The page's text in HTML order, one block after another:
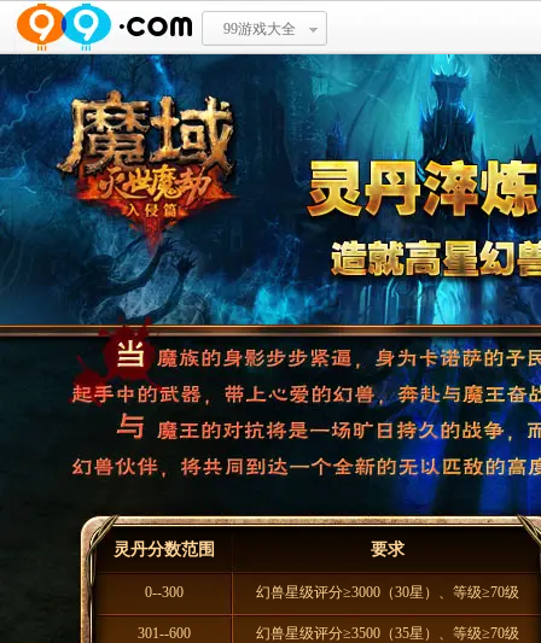
99游戏大全
灵丹分数范围 要求
0--300 幻兽星级评分≥3000（30星）、等级≥70级
301--600 幻兽星级评分≥3500（35星）、等级≥70级